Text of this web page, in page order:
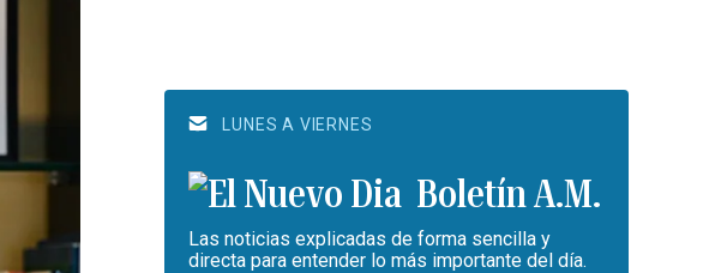
LUNES A VIERNES
Boletín A.M.
Las noticias explicadas de forma sencilla y
directa para entender lo más importante del día.